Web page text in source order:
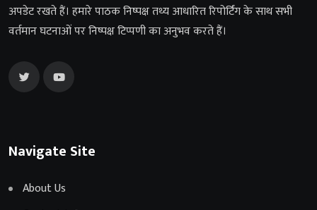
अपडेट रखते हैं। हमारे पाठक निष्पक्ष तथ्य आधारित रिपोर्टिंग के साथ सभी
वर्तमान घटनाओं पर निष्पक्ष टिप्पणी का अनुभव करते हैं।
Navigate Site
About Us